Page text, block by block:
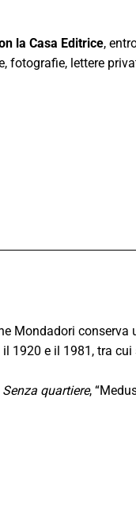
la Casa Editrice,
fotografie, lettere
Mondadori conserva
1920 e il 1981, tra
Senza quartiere,